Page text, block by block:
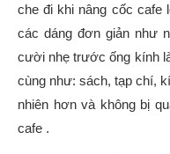
che đi khi nâng cốc cafe
các dáng đơn giản như
cười nhẹ trước ống kính
cùng như: sách, tạp chí,
nhiên hơn và không bị
cafe .